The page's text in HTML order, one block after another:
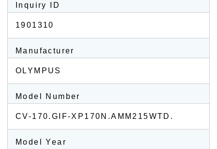
Inquiry ID
1901310
Manufacturer
OLYMPUS
Model Number
CV-170.GIF-XP170N.AMM215WTD.
Model Year